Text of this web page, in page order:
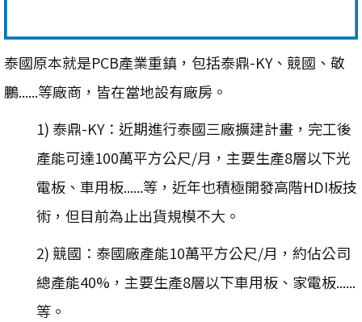
泰國原本就是PCB產業重鎮，包括泰鼎-KY、競國、敬
鵬......等廠商，皆在當地設有廠房。
1) 泰鼎-KY：近期進行泰國三廠擴建計畫，完工後
產能可達100萬平方公尺/月，主要生產8層以下光
電板、車用板......等，近年也積極開發高階HDI板技
術，但目前為止出貨規模不大。
2) 競國：泰國廠產能10萬平方公尺/月，約佔公司
總產能40%，主要生產8層以下車用板、家電板......
等。